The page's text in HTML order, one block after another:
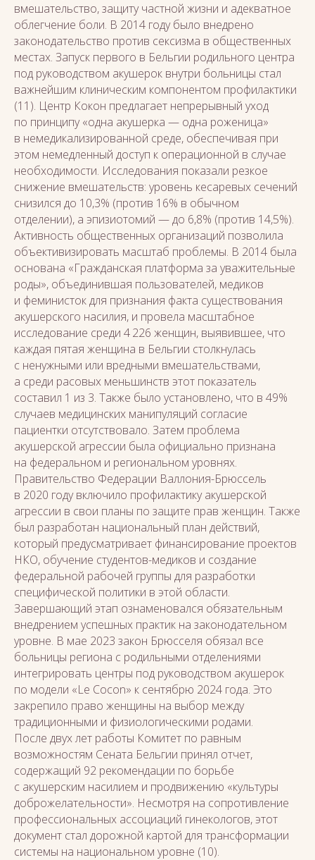
вмешательство, защиту частной жизни и адекватное
облегчение боли. В 2014 году было внедрено
законодательство против сексизма в общественных
местах. Запуск первого в Бельгии родильного центра
под руководством акушерок внутри больницы стал
важнейшим клиническим компонентом профилактики
(11). Центр Кокон предлагает непрерывный уход
по принципу «одна акушерка — одна роженица»
в немедикализированной среде, обеспечивая при
этом немедленный доступ к операционной в случае
необходимости. Исследования показали резкое
снижение вмешательств: уровень кесаревых сечений
снизился до 10,3% (против 16% в обычном
отделении), а эпизиотомий — до 6,8% (против 14,5%).
Активность общественных организаций позволила
объективизировать масштаб проблемы. В 2014 была
основана «Гражданская платформа за уважительные
роды», объединившая пользователей, медиков
и феминисток для признания факта существования
акушерского насилия, и провела масштабное
исследование среди 4 226 женщин, выявившее, что
каждая пятая женщина в Бельгии столкнулась
с ненужными или вредными вмешательствами,
а среди расовых меньшинств этот показатель
составил 1 из 3. Также было установлено, что в 49%
случаев медицинских манипуляций согласие
пациентки отсутствовало. Затем проблема
акушерской агрессии была официально признана
на федеральном и региональном уровнях.
Правительство Федерации Валлония-Брюссель
в 2020 году включило профилактику акушерской
агрессии в свои планы по защите прав женщин. Также
был разработан национальный план действий,
который предусматривает финансирование проектов
НКО, обучение студентов-медиков и создание
федеральной рабочей группы для разработки
специфической политики в этой области.
Завершающий этап ознаменовался обязательным
внедрением успешных практик на законодательном
уровне. В мае 2023 закон Брюсселя обязал все
больницы региона с родильными отделениями
интегрировать центры под руководством акушерок
по модели «Le Cocon» к сентябрю 2024 года. Это
закрепило право женщины на выбор между
традиционными и физиологическими родами.
После двух лет работы Комитет по равным
возможностям Сената Бельгии принял отчет,
содержащий 92 рекомендации по борьбе
с акушерским насилием и продвижению «культуры
доброжелательности». Несмотря на сопротивление
профессиональных ассоциаций гинекологов, этот
документ стал дорожной картой для трансформации
системы на национальном уровне (10).